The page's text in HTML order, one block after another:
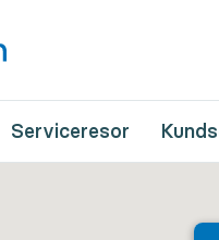
Serviceresor